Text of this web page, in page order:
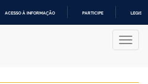
ACESSO À INFORMAÇÃO PARTICIPE